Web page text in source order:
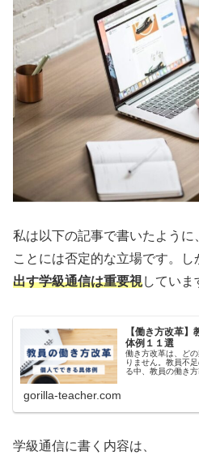
私は以下の記事で書いたよう
ことには否定的な立場です。し
出す学級通信は重要視していま
【働き方改革
体例１１選
働き方改革は、ど
りません。教員不
る中、教員の働き
gorilla-teacher.com
学級通信に書く内容は、